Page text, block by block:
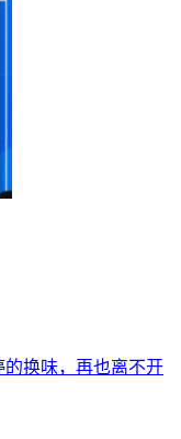
的换味，再也离不开